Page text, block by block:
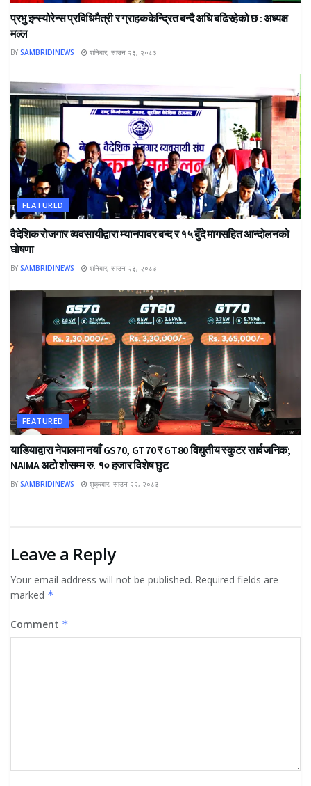
प्रभु इन्स्योरेन्स प्रविधिमैत्री र ग्राहककेन्द्रित बन्दै अघि बढिरहेको छ : अध्यक्ष
मल्ल
BY SAMBRIDINEWS शनिबार, साउन २३, २०८३
FEATURED
वैदेशिक रोजगार व्यवसायीद्वारा म्यानपावर बन्द र १५ बुँदे मागसहित आन्दोलनको
घोषणा
BY SAMBRIDINEWS शनिबार, साउन २३, २०८३
FEATURED
याडियाद्वारा नेपालमा नयाँ GS70, GT70 र GT80 विद्युतीय स्कुटर सार्वजनिक;
NAIMA अटो शोसम्म रु. १० हजार विशेष छुट
BY SAMBRIDINEWS शुक्रबार, साउन २२, २०८३
Leave a Reply
Your email address will not be published. Required fields are
marked *
Comment *